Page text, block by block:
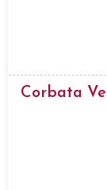
Corbata